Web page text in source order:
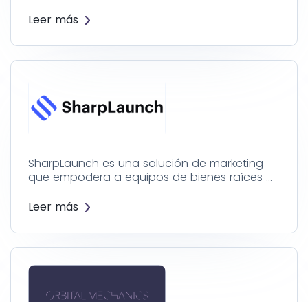
Leer más
SharpLaunch es una solución de marketing
que empodera a equipos de bienes raíces …
Leer más